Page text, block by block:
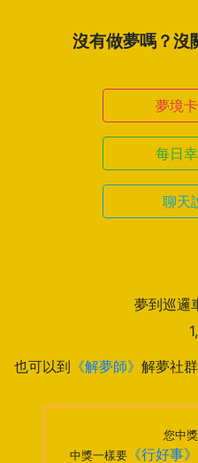
沒有做夢嗎？沒
夢境
每日
聊天
夢到巡邏
也可以到 《解夢師》 解夢社
您中
中獎一樣要 《行好事》